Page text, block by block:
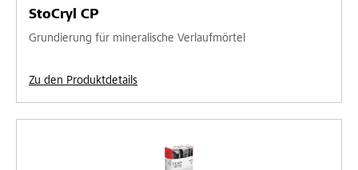
StoCryl CP
Grundierung für mineralische Verlaufmörtel
Zu den Produktdetails